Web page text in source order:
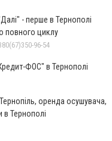
- перше в Тернополі
повного циклу
96-54
ФОС" в Тернополі
оренда осушувача,
в Тернополі